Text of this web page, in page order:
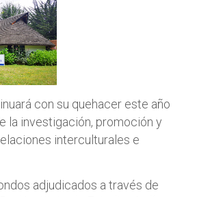
con su quehacer este año
la investigación, promoción y
interculturales e
adjudicados a través de